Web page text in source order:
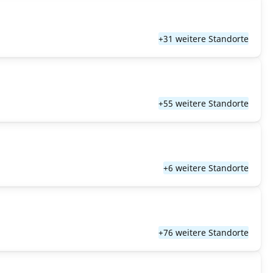
+31 weitere Standorte
+55 weitere Standorte
+6 weitere Standorte
+76 weitere Standorte